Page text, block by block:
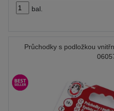
bal.
Průchodky s podložkou